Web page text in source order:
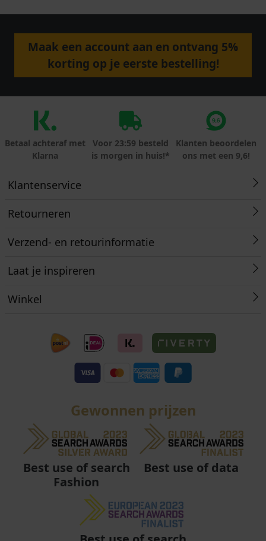
Maak een account aan en ontvang 5%
korting op je eerste bestelling!
Betaal achteraf met
Klarna
Voor 23:59 besteld
is morgen in huis!*
Klanten beoordelen
ons met een 9,6!
Klantenservice
Retourneren
Verzend- en retourinformatie
Laat je inspireren
Winkel
Gewonnen prijzen
Best use of search
Fashion
Best use of data